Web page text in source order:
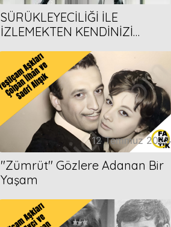
SÜRÜKLEYECİLİĞİ İLE
İZLEMEKTEN KENDİNİZİ
ÖNERİMİZ
12 Temmuz 2023
''Zümrüt'' Gözlere Adanan Bir
Yaşam